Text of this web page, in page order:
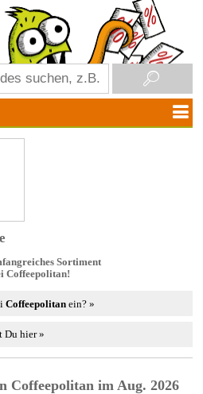
Sortiment
Coffeepolitan!
Coffeepolitan ein? »
Du hier »
Coffeepolitan im Aug. 2026